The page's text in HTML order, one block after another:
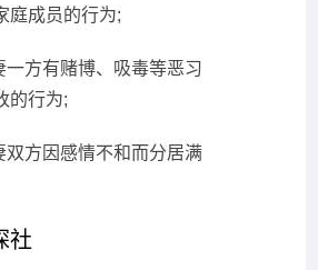
庭成员的行为;
方有赌博、吸毒等恶习
的行为;
方因感情不和而分居满
社